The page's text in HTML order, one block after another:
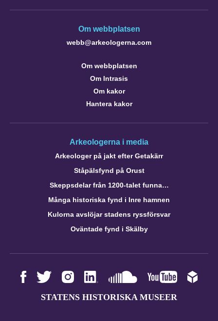
Om webbplatsen
webb@arkeologerna.com
Om webbplatsen
Om Intrasis
Om kakor
Hantera kakor
Arkeologerna i media
Arkeologer på jakt efter Getakärr
Ståpälsfynd på Orust
Skeppsdelar från 1200-talet funna…
Många historiska fynd i Inre hamnen
Kulorna avslöjar stadens ryssförsvar
Oväntade fynd i Skälby
STATENS HISTORISKA MUSEER